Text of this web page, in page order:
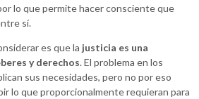
lo que permite hacer consciente que
sí.
es que la justicia es una
y derechos. El problema en los
sus necesidades, pero no por eso
lo que proporcionalmente requieran para